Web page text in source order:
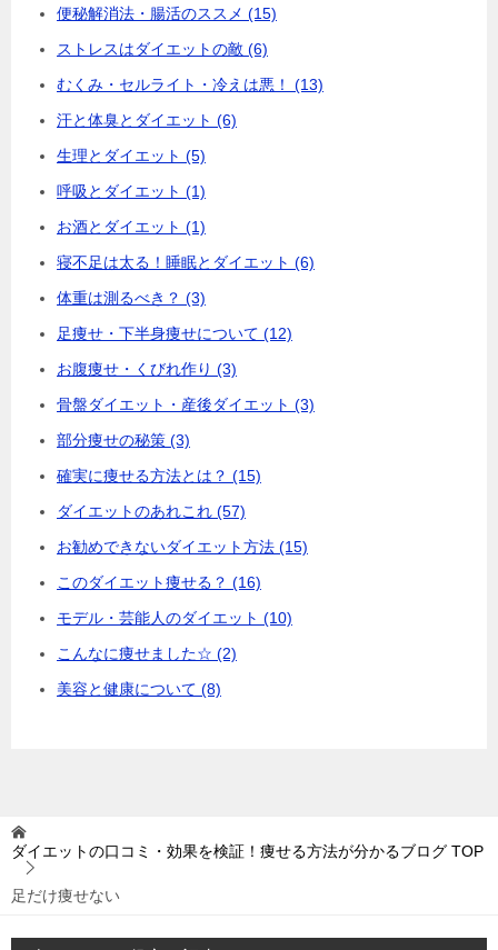
便秘解消法・腸活のススメ (15)
ストレスはダイエットの敵 (6)
むくみ・セルライト・冷えは悪！ (13)
汗と体臭とダイエット (6)
生理とダイエット (5)
呼吸とダイエット (1)
お酒とダイエット (1)
寝不足は太る！睡眠とダイエット (6)
体重は測るべき？ (3)
足痩せ・下半身痩せについて (12)
お腹痩せ・くびれ作り (3)
骨盤ダイエット・産後ダイエット (3)
部分痩せの秘策 (3)
確実に痩せる方法とは？ (15)
ダイエットのあれこれ (57)
お勧めできないダイエット方法 (15)
このダイエット痩せる？ (16)
モデル・芸能人のダイエット (10)
こんなに痩せました☆ (2)
美容と健康について (8)
ダイエットの口コミ・効果を検証！痩せる方法が分かるブログ TOP
足だけ痩せない